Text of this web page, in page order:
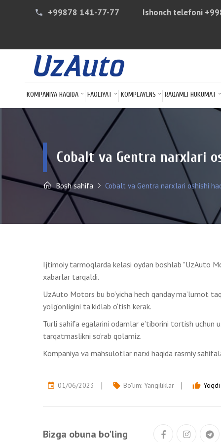
phone +99878 141-77-77 Ishonch telefoni
KOMPANIYA HAQIDA FAOLIYAT KOMPLAYENS RAQAMLI HUKUMAT
Cobalt va Gentra narxlari
Bosh sahifa Cobalt va Gentra narxlari oshishi
Ijtimoiy tarmoqlarda kelasi oydan boshlab "UzAuto
xabarlar tarqaldi.
UzAuto Motors bu bo‘yicha hech qanday ma’lumot
yolg‘onligini ta’kidlab o‘tish kerak.
Turli sahifa egalarini odamlar e’tiborini tortish uchun
tarqatmaslikni so‘rab qolamiz.
Kompaniya va mahsulotlar narxi haqida rasmiy
event 01/06/2023 local_offer Bo'lim: Yangiliklar thumb_up
Bizga obuna bo'ling